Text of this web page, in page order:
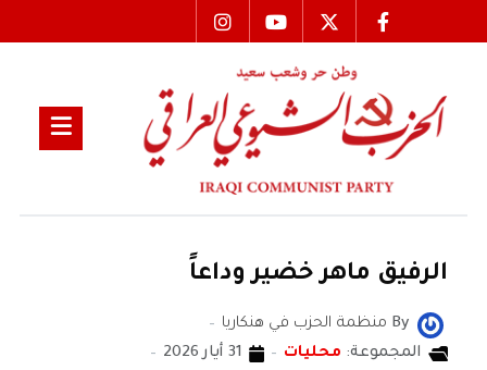
الرفيق ماهر خضير وداعاً
By منظمة الحزب في هنكاريا
المجموعة: محليات
31 أيار 2026